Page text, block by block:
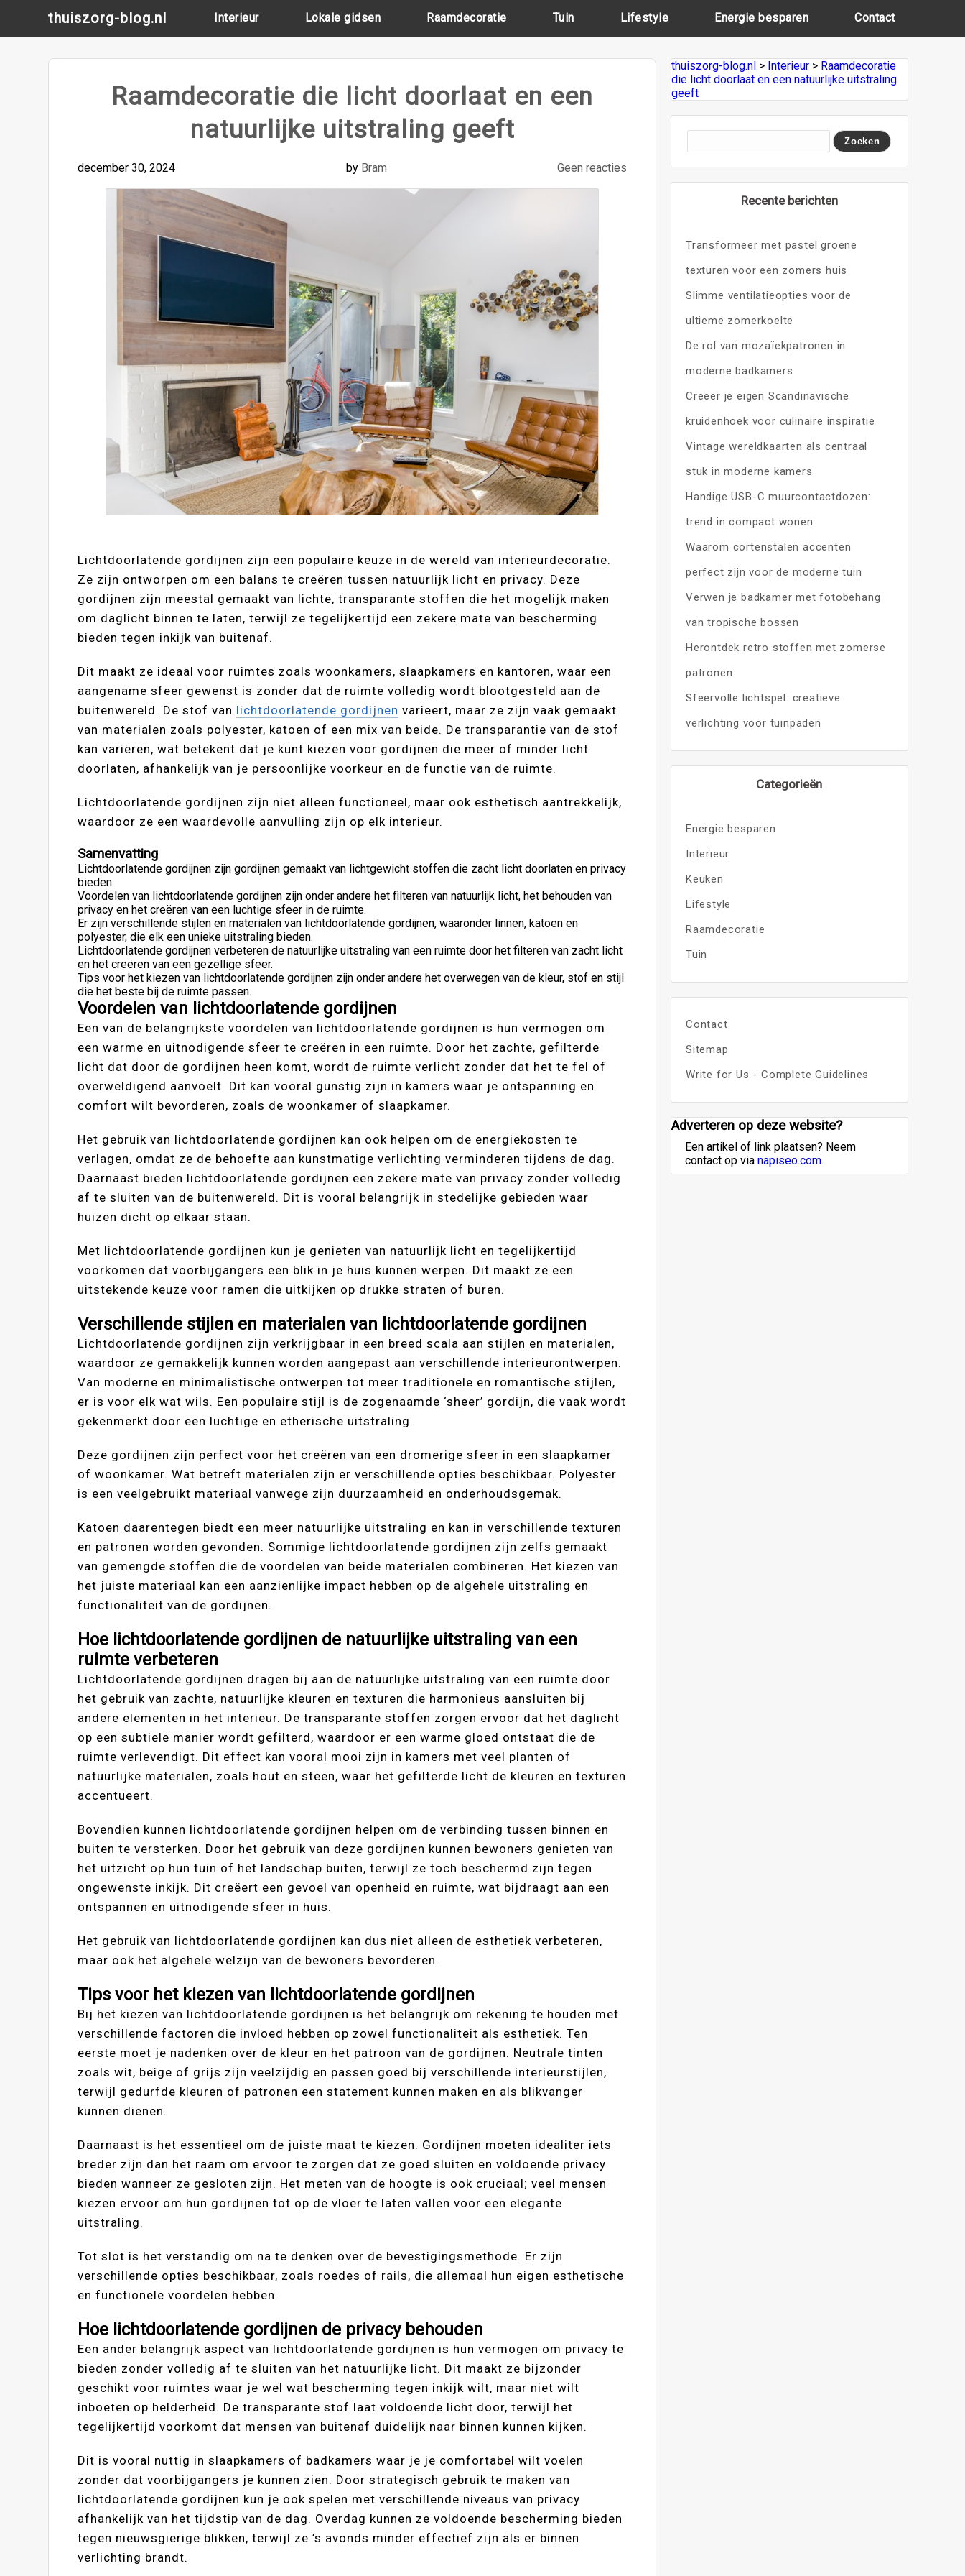
content
thuiszorg-blog.nl Interieur Lokale gidsen Raamdecoratie Tuin Lifestyle Energie besparen Contact
Raamdecoratie die licht doorlaat en een
natuurlijke uitstraling geeft
december 30, 2024 by Bram Geen reacties
Lichtdoorlatende gordijnen zijn een populaire keuze in de wereld van interieurdecoratie.
Ze zijn ontworpen om een balans te creëren tussen natuurlijk licht en privacy. Deze
gordijnen zijn meestal gemaakt van lichte, transparante stoffen die het mogelijk maken
om daglicht binnen te laten, terwijl ze tegelijkertijd een zekere mate van bescherming
bieden tegen inkijk van buitenaf.
Dit maakt ze ideaal voor ruimtes zoals woonkamers, slaapkamers en kantoren, waar een
aangename sfeer gewenst is zonder dat de ruimte volledig wordt blootgesteld aan de
buitenwereld. De stof van lichtdoorlatende gordijnen varieert, maar ze zijn vaak gemaakt
van materialen zoals polyester, katoen of een mix van beide. De transparantie van de stof
kan variëren, wat betekent dat je kunt kiezen voor gordijnen die meer of minder licht
doorlaten, afhankelijk van je persoonlijke voorkeur en de functie van de ruimte.
Lichtdoorlatende gordijnen zijn niet alleen functioneel, maar ook esthetisch aantrekkelijk,
waardoor ze een waardevolle aanvulling zijn op elk interieur.
Samenvatting
Lichtdoorlatende gordijnen zijn gordijnen gemaakt van lichtgewicht stoffen die zacht licht doorlaten en privacy
bieden.
Voordelen van lichtdoorlatende gordijnen zijn onder andere het filteren van natuurlijk licht, het behouden van
privacy en het creëren van een luchtige sfeer in de ruimte.
Er zijn verschillende stijlen en materialen van lichtdoorlatende gordijnen, waaronder linnen, katoen en
polyester, die elk een unieke uitstraling bieden.
Lichtdoorlatende gordijnen verbeteren de natuurlijke uitstraling van een ruimte door het filteren van zacht licht
en het creëren van een gezellige sfeer.
Tips voor het kiezen van lichtdoorlatende gordijnen zijn onder andere het overwegen van de kleur, stof en stijl
die het beste bij de ruimte passen.
Voordelen van lichtdoorlatende gordijnen
Een van de belangrijkste voordelen van lichtdoorlatende gordijnen is hun vermogen om
een warme en uitnodigende sfeer te creëren in een ruimte. Door het zachte, gefilterde
licht dat door de gordijnen heen komt, wordt de ruimte verlicht zonder dat het te fel of
overweldigend aanvoelt. Dit kan vooral gunstig zijn in kamers waar je ontspanning en
comfort wilt bevorderen, zoals de woonkamer of slaapkamer.
Het gebruik van lichtdoorlatende gordijnen kan ook helpen om de energiekosten te
verlagen, omdat ze de behoefte aan kunstmatige verlichting verminderen tijdens de dag.
Daarnaast bieden lichtdoorlatende gordijnen een zekere mate van privacy zonder volledig
af te sluiten van de buitenwereld. Dit is vooral belangrijk in stedelijke gebieden waar
huizen dicht op elkaar staan.
Met lichtdoorlatende gordijnen kun je genieten van natuurlijk licht en tegelijkertijd
voorkomen dat voorbijgangers een blik in je huis kunnen werpen. Dit maakt ze een
uitstekende keuze voor ramen die uitkijken op drukke straten of buren.
Verschillende stijlen en materialen van lichtdoorlatende gordijnen
Lichtdoorlatende gordijnen zijn verkrijgbaar in een breed scala aan stijlen en materialen,
waardoor ze gemakkelijk kunnen worden aangepast aan verschillende interieurontwerpen.
Van moderne en minimalistische ontwerpen tot meer traditionele en romantische stijlen,
er is voor elk wat wils. Een populaire stijl is de zogenaamde ‘sheer’ gordijn, die vaak wordt
gekenmerkt door een luchtige en etherische uitstraling.
Deze gordijnen zijn perfect voor het creëren van een dromerige sfeer in een slaapkamer
of woonkamer. Wat betreft materialen zijn er verschillende opties beschikbaar. Polyester
is een veelgebruikt materiaal vanwege zijn duurzaamheid en onderhoudsgemak.
Katoen daarentegen biedt een meer natuurlijke uitstraling en kan in verschillende texturen
en patronen worden gevonden. Sommige lichtdoorlatende gordijnen zijn zelfs gemaakt
van gemengde stoffen die de voordelen van beide materialen combineren. Het kiezen van
het juiste materiaal kan een aanzienlijke impact hebben op de algehele uitstraling en
functionaliteit van de gordijnen.
Hoe lichtdoorlatende gordijnen de natuurlijke uitstraling van een
ruimte verbeteren
Lichtdoorlatende gordijnen dragen bij aan de natuurlijke uitstraling van een ruimte door
het gebruik van zachte, natuurlijke kleuren en texturen die harmonieus aansluiten bij
andere elementen in het interieur. De transparante stoffen zorgen ervoor dat het daglicht
op een subtiele manier wordt gefilterd, waardoor er een warme gloed ontstaat die de
ruimte verlevendigt. Dit effect kan vooral mooi zijn in kamers met veel planten of
natuurlijke materialen, zoals hout en steen, waar het gefilterde licht de kleuren en texturen
accentueert.
Bovendien kunnen lichtdoorlatende gordijnen helpen om de verbinding tussen binnen en
buiten te versterken. Door het gebruik van deze gordijnen kunnen bewoners genieten van
het uitzicht op hun tuin of het landschap buiten, terwijl ze toch beschermd zijn tegen
ongewenste inkijk. Dit creëert een gevoel van openheid en ruimte, wat bijdraagt aan een
ontspannen en uitnodigende sfeer in huis.
Het gebruik van lichtdoorlatende gordijnen kan dus niet alleen de esthetiek verbeteren,
maar ook het algehele welzijn van de bewoners bevorderen.
Tips voor het kiezen van lichtdoorlatende gordijnen
Bij het kiezen van lichtdoorlatende gordijnen is het belangrijk om rekening te houden met
verschillende factoren die invloed hebben op zowel functionaliteit als esthetiek. Ten
eerste moet je nadenken over de kleur en het patroon van de gordijnen. Neutrale tinten
zoals wit, beige of grijs zijn veelzijdig en passen goed bij verschillende interieurstijlen,
terwijl gedurfde kleuren of patronen een statement kunnen maken en als blikvanger
kunnen dienen.
Daarnaast is het essentieel om de juiste maat te kiezen. Gordijnen moeten idealiter iets
breder zijn dan het raam om ervoor te zorgen dat ze goed sluiten en voldoende privacy
bieden wanneer ze gesloten zijn. Het meten van de hoogte is ook cruciaal; veel mensen
kiezen ervoor om hun gordijnen tot op de vloer te laten vallen voor een elegante
uitstraling.
Tot slot is het verstandig om na te denken over de bevestigingsmethode. Er zijn
verschillende opties beschikbaar, zoals roedes of rails, die allemaal hun eigen esthetische
en functionele voordelen hebben.
Hoe lichtdoorlatende gordijnen de privacy behouden
Een ander belangrijk aspect van lichtdoorlatende gordijnen is hun vermogen om privacy te
bieden zonder volledig af te sluiten van het natuurlijke licht. Dit maakt ze bijzonder
geschikt voor ruimtes waar je wel wat bescherming tegen inkijk wilt, maar niet wilt
inboeten op helderheid. De transparante stof laat voldoende licht door, terwijl het
tegelijkertijd voorkomt dat mensen van buitenaf duidelijk naar binnen kunnen kijken.
Dit is vooral nuttig in slaapkamers of badkamers waar je je comfortabel wilt voelen
zonder dat voorbijgangers je kunnen zien. Door strategisch gebruik te maken van
lichtdoorlatende gordijnen kun je ook spelen met verschillende niveaus van privacy
afhankelijk van het tijdstip van de dag. Overdag kunnen ze voldoende bescherming bieden
tegen nieuwsgierige blikken, terwijl ze ’s avonds minder effectief zijn als er binnen
verlichting brandt.
thuiszorg-blog.nl> Interieur> Raamdecoratie
die licht doorlaat en een natuurlijke uitstraling
geeft
Recente berichten
Transformeer met pastel groene
texturen voor een zomers huis
Slimme ventilatieopties voor de
ultieme zomerkoelte
De rol van mozaïekpatronen in
moderne badkamers
Creëer je eigen Scandinavische
kruidenhoek voor culinaire inspiratie
Vintage wereldkaarten als centraal
stuk in moderne kamers
Handige USB-C muurcontactdozen:
trend in compact wonen
Waarom cortenstalen accenten
perfect zijn voor de moderne tuin
Verwen je badkamer met fotobehang
van tropische bossen
Herontdek retro stoffen met zomerse
patronen
Sfeervolle lichtspel: creatieve
verlichting voor tuinpaden
Categorieën
Energie besparen
Interieur
Keuken
Lifestyle
Raamdecoratie
Tuin
Contact
Sitemap
Write for Us - Complete Guidelines
Adverteren op deze website?
Een artikel of link plaatsen? Neem
contact op via napiseo.com.